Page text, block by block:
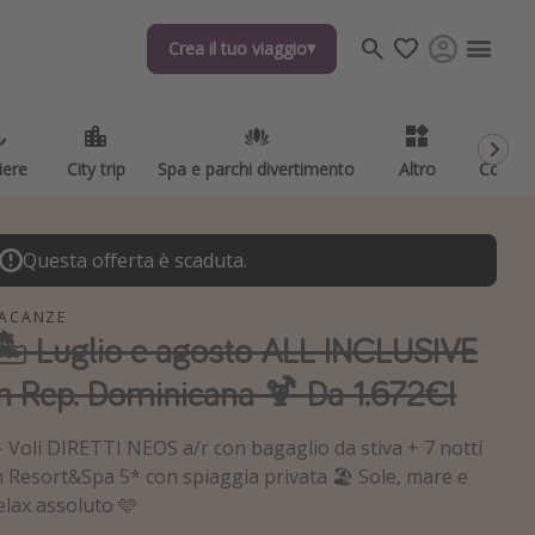
Crea il tuo viaggio
City trip Spa e parchi divertimento Altro Codici
Crea il tuo viaggio
City trip Spa e parchi divertimento Altro Codici
Questa offerta è scaduta.
Luglio e agosto ALL INCLUSIVE
Rep. Dominicana 🍹 Da 1.672€!
Voli DIRETTI NEOS a/r con bagaglio da stiva + 7 notti
Resort&Spa 5* con spiaggia privata 🏖️ Sole, mare e
assoluto 🩵